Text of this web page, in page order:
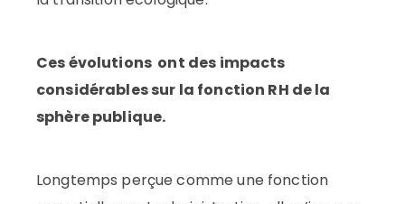
Ces évolutions ont des impacts
considérables sur la fonction RH de la
sphère publique.
Longtemps perçue comme une fonction